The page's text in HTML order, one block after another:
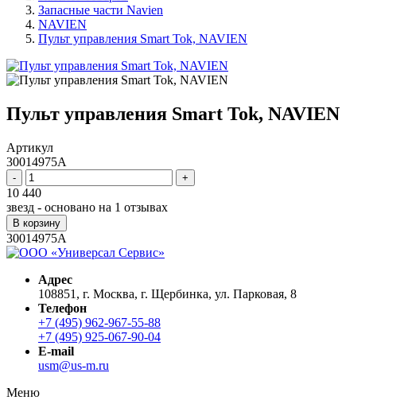
Запасные части Navien
NAVIEN
Пульт управления Smart Tok, NAVIEN
Пульт управления Smart Tok, NAVIEN
Артикул
30014975A
- +
10 440
звезд - основано на 1 отзывах
В корзину
30014975A
Адрес
108851, г. Москва, г. Щербинка, ул. Парковая, 8
Телефон
+7 (495) 962-967-55-88
+7 (495) 925-067-90-04
E-mail
usm@us-m.ru
Меню